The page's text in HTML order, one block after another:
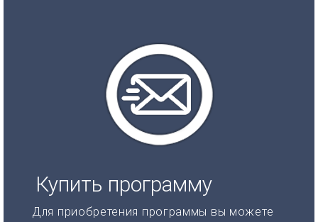
Купить программу
Для приобретения программы вы можете